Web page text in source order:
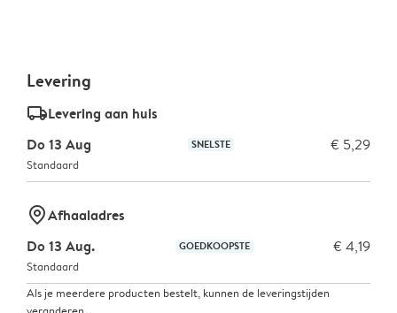
Levering
delivery_standard_v2Levering aan huis
Do 13 Aug
SNELSTE € 5,29
Standaard
marker-pinAfhaaladres
Do 13 Aug.
GOEDKOOPSTE € 4,19
Standaard
Als je meerdere producten bestelt, kunnen de leveringstijden